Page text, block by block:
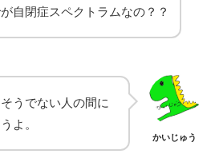
自閉症スペクトラムなの？？
かいじゅう
うでない人の間に
よ。